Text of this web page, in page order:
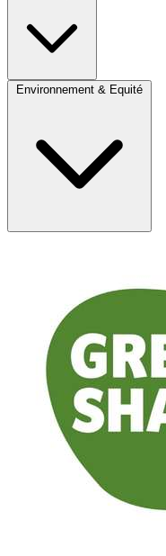
Environnement & Equité